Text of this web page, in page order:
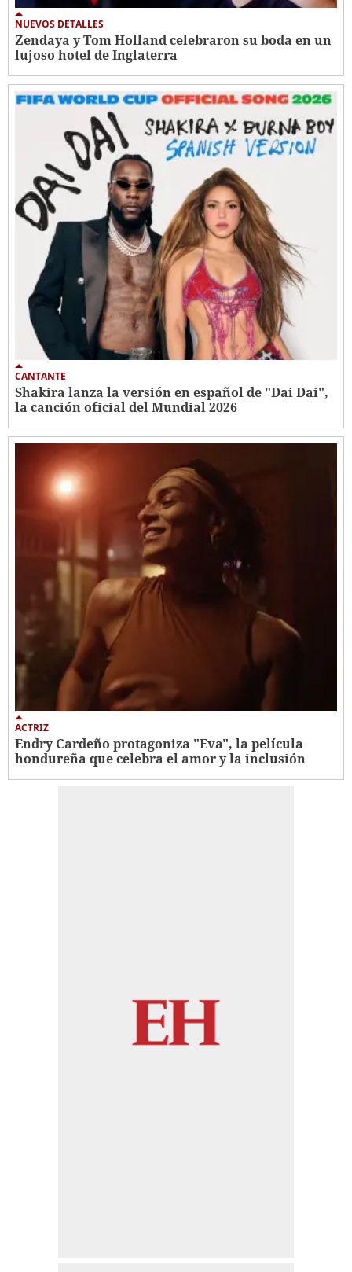
NUEVOS DETALLES
Zendaya y Tom Holland celebraron su boda en un
lujoso hotel de Inglaterra
CANTANTE
Shakira lanza la versión en español de "Dai Dai",
la canción oficial del Mundial 2026
ACTRIZ
Endry Cardeño protagoniza "Eva", la película
hondureña que celebra el amor y la inclusión